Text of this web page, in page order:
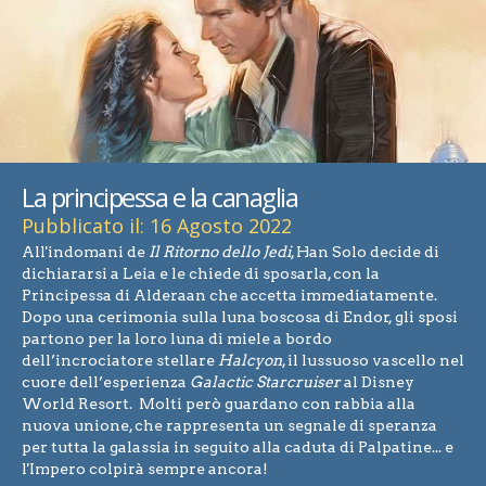
La principessa e la canaglia
Pubblicato il: 16 Agosto 2022
All'indomani de Il Ritorno dello Jedi, Han Solo decide di
dichiararsi a Leia e le chiede di sposarla, con la
Principessa di Alderaan che accetta immediatamente.
Dopo una cerimonia sulla luna boscosa di Endor, gli sposi
partono per la loro luna di miele a bordo
dell’incrociatore stellare Halcyon, il lussuoso vascello nel
cuore dell’esperienza Galactic Starcruiseral Disney
World Resort. Molti però guardano con rabbia alla
nuova unione, che rappresenta un segnale di speranza
per tutta la galassia in seguito alla caduta di Palpatine... e
l'Impero colpirà sempre ancora!